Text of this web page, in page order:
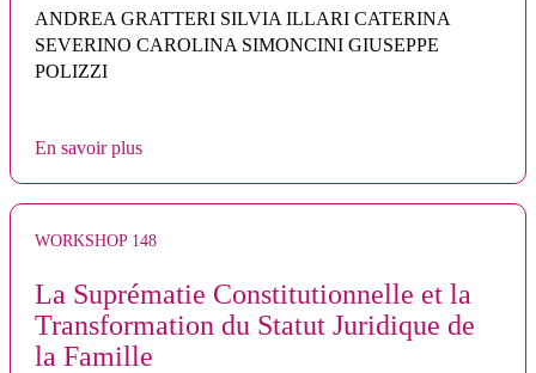
ANDREA GRATTERI SILVIA ILLARI CATERINA
SEVERINO CAROLINA SIMONCINI GIUSEPPE
POLIZZI
En savoir plus
WORKSHOP 148
La Suprématie Constitutionnelle et la
Transformation du Statut Juridique de
la Famille